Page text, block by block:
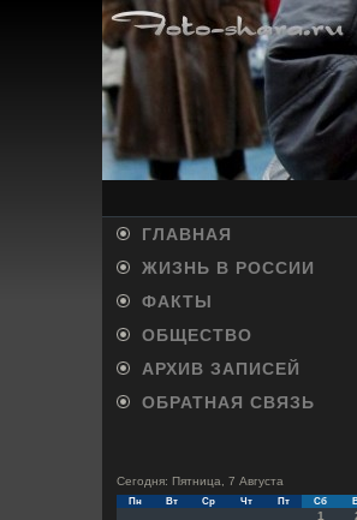
ГЛАВНАЯ
ЖИЗНЬ В РОССИИ
ФАКТЫ
ОБЩЕСТВО
АРХИВ ЗАПИСЕЙ
ОБРАТНАЯ СВЯЗЬ
Сегодня: Пятница, 7 Августа
Пн Вт Ср Чт Пт Сб
1